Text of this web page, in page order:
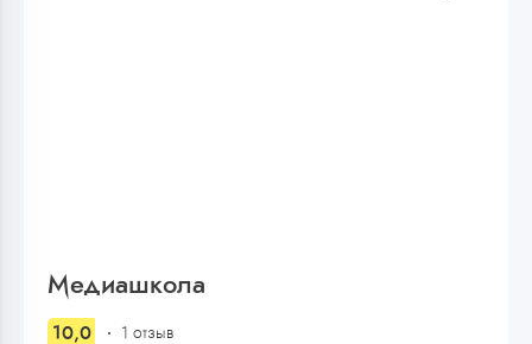
Медиашкола
10,0 1 отзыв